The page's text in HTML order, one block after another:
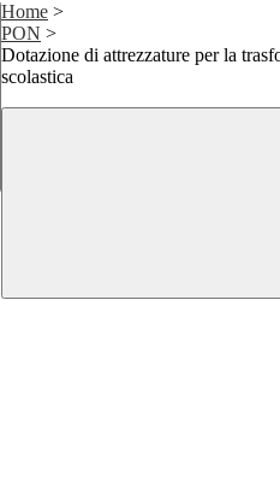
Home >
PON >
Dotazione di attrezzature per la
scolastica